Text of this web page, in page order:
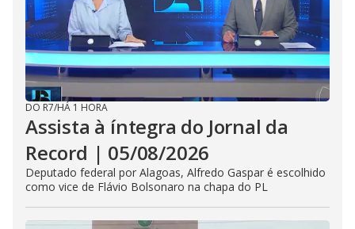
DO R7/HÁ 1 HORA
Assista à íntegra do Jornal da
Record | 05/08/2026
Deputado federal por Alagoas, Alfredo Gaspar é escolhido
como vice de Flávio Bolsonaro na chapa do PL